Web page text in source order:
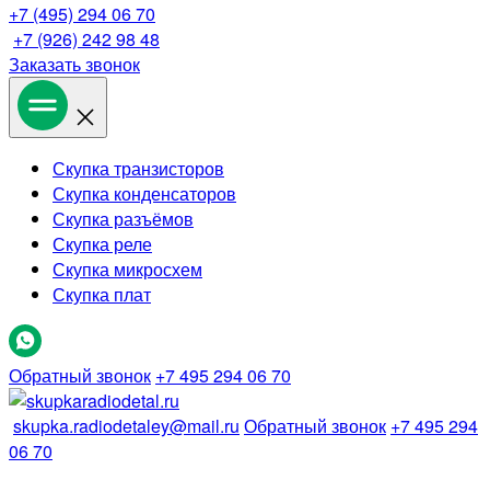
+7 (495) 294 06 70
+7 (926) 242 98 48
Заказать звонок
Скупка транзисторов
Скупка конденсаторов
Скупка разъёмов
Скупка реле
Скупка микросхем
Скупка плат
Обратный звонок +7 495 294 06 70
skupka.radiodetaley@mail.ru Обратный звонок +7 495 294
06 70